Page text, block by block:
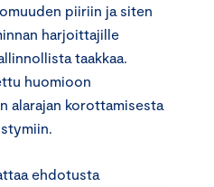
piiriin ja siten
harjoittajille
taakkaa.
huomioon
alarajan korottamisesta
ehdotusta